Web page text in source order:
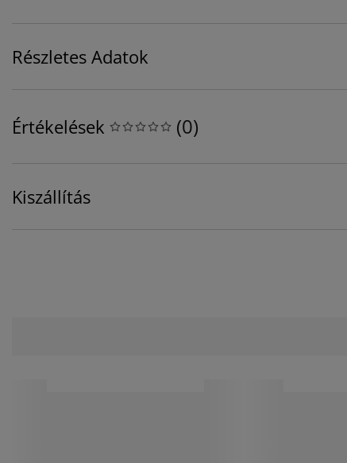
Részletes Adatok
Értékelések (0)
Kiszállítás